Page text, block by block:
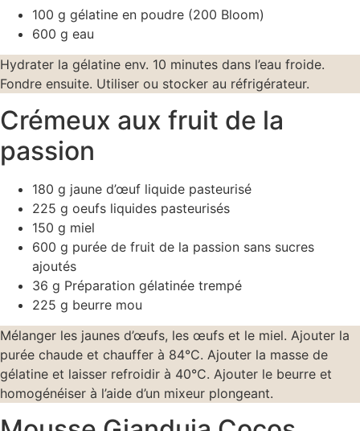
100 g gélatine en poudre (200 Bloom)
600 g eau
Hydrater la gélatine env. 10 minutes dans l’eau froide.
Fondre ensuite. Utiliser ou stocker au réfrigérateur.
Crémeux aux fruit de la
passion
180 g jaune d’œuf liquide pasteurisé
225 g oeufs liquides pasteurisés
150 g miel
600 g purée de fruit de la passion sans sucres
ajoutés
36 g Préparation gélatinée trempé
225 g beurre mou
Mélanger les jaunes d’œufs, les œufs et le miel. Ajouter la
purée chaude et chauffer à 84°C. Ajouter la masse de
gélatine et laisser refroidir à 40°C. Ajouter le beurre et
homogénéiser à l’aide d’un mixeur plongeant.